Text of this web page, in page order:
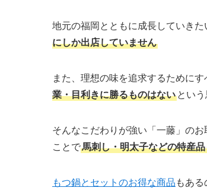
地元の福岡とともに成長していき
にしか出店していません
また、理想の味を追求するために
業・目利きに勝るものはない とい
そんなこだわりが強い「一藤」の
ことで馬刺し・明太子などの特産
もつ鍋とセットのお得な商品 もあ